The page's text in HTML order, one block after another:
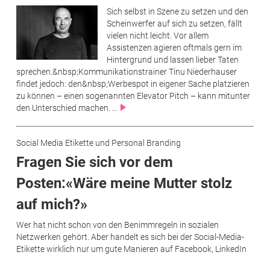
Sich selbst in Szene zu setzen und den
Scheinwerfer auf sich zu setzen, fällt
vielen nicht leicht. Vor allem
Assistenzen agieren oftmals gern im
Hintergrund und lassen lieber Taten
sprechen.&nbsp;Kommunikationstrainer Tinu Niederhauser
findet jedoch: den&nbsp;Werbespot in eigener Sache platzieren
zu können – einen sogenannten Elevator Pitch – kann mitunter
den Unterschied machen. ...
Social Media Etikette und Personal Branding
Fragen Sie sich vor dem
Posten:«Wäre meine Mutter stolz
auf mich?»
Wer hat nicht schon von den Benimmregeln in sozialen
Netzwerken gehört. Aber handelt es sich bei der Social-Media-
Etikette wirklich nur um gute Manieren auf Facebook, LinkedIn